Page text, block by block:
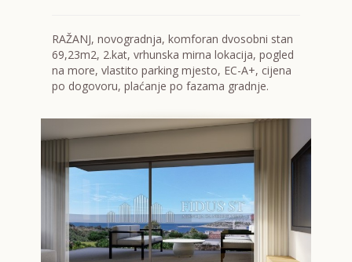
RAŽANJ, novogradnja, komforan dvosobni stan
69,23m2, 2.kat, vrhunska mirna lokacija, pogled
na more, vlastito parking mjesto, EC-A+, cijena
po dogovoru, plaćanje po fazama gradnje.